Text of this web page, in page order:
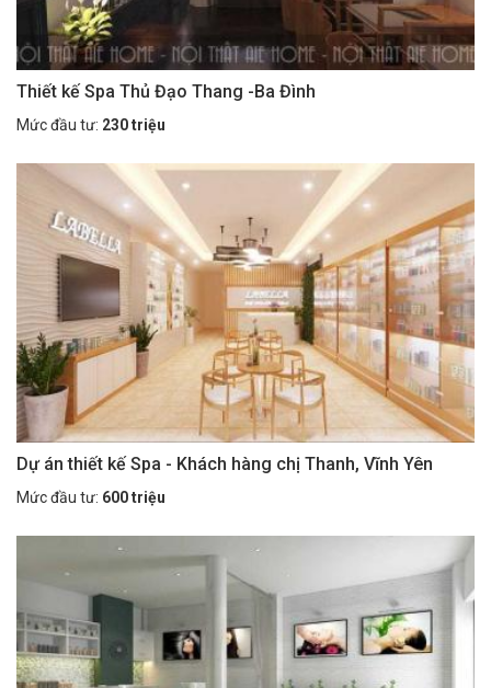
Thiết kế Spa Thủ Đạo Thang -Ba Đình
Mức đầu tư: 230 triệu
Dự án thiết kế Spa - Khách hàng chị Thanh, Vĩnh Yên
Mức đầu tư: 600 triệu